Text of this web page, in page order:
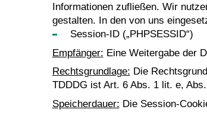
Informationen zufließen. Wir
gestalten. In den von uns
Session-ID („PHPSESSID“)
Empfänger: Eine Weitergabe der
Rechtsgrundlage: Die
TDDDG ist Art. 6 Abs. 1 lit. e,
Speicherdauer: Die Session-